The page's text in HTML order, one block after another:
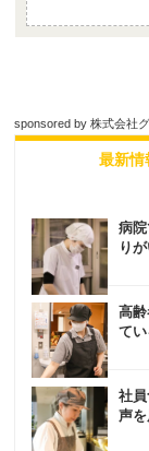
sponsored by 株式会社
最新情
病
り
高
てい
社
声を